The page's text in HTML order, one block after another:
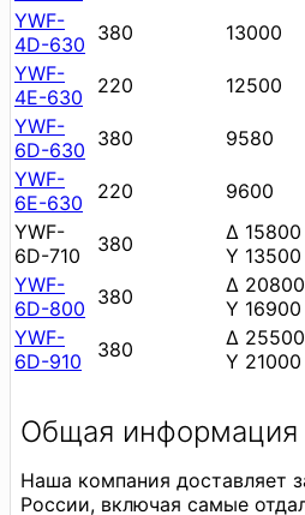
YWF-
4D-630 380 13000
YWF-
4E-630
220 12500
YWF-
6D-630 380 9580
YWF-
6E-630
220 9600
YWF-
6D-710
380
∆ 15800
Y 13500
YWF-
6D-800 380
∆ 20800
Y 16900
YWF-
6D-910
380
∆ 25500
Y 21000